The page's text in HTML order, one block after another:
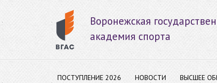
Воронежская
академия спорта
ПОСТУПЛЕНИЕ 2026 НОВОСТИ ВЫСШЕЕ